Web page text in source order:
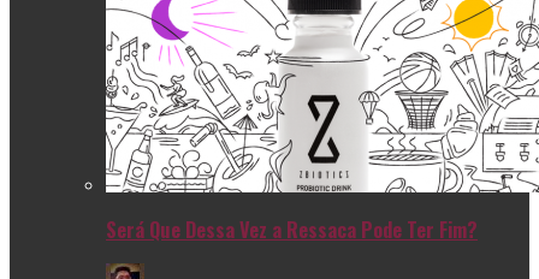
Será Que Dessa Vez a Ressaca Pode Ter Fim?